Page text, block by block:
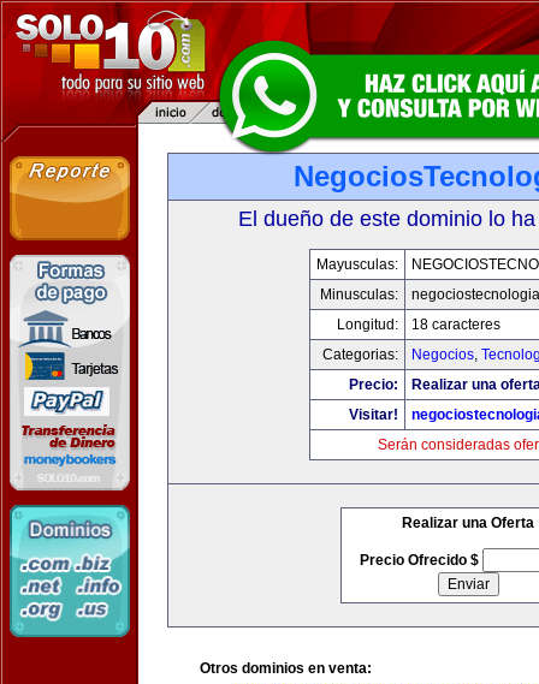
El dueño de este dominio lo
Mayusculas:
Minusculas:
Longitud:
18 caracteres
Categorias:
Negocios,
Precio:
Realizar una
Visitar!
Serán consideradas
Realizar una Oferta
Precio Ofrecido $
Otros dominios en venta: